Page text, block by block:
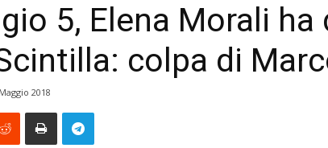
5, Elena Morali ha
colpa di
2018